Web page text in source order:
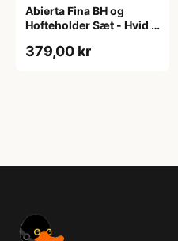
Abierta Fina BH og
Hofteholder Sæt - Hvid -
379,00 kr